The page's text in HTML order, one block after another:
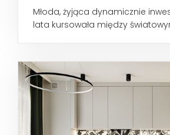
Młoda, żyjąca dynamicznie
lata kursowała między